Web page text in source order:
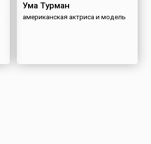
Ума Турман
американская актриса и модель